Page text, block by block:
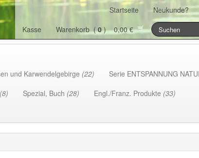
Startseite Neukunde?
Kasse
Warenkorb (0) 0,00 €
und Karwendelgebirge (22) Serie ENTSPANNUNG
(8) Spezial, Buch (28) Engl./Franz. Produkte (33)